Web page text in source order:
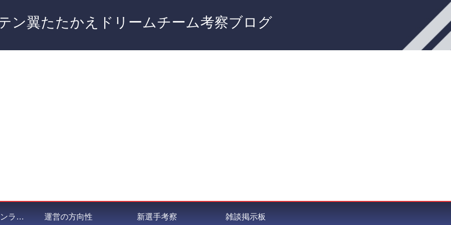
ン翼たたかえドリームチーム考察ブログ
私が選ぶポジションランキング 運営の方向性 新選手考察 雑談掲示板